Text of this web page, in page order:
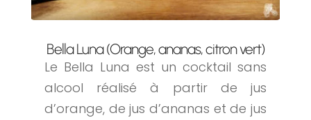
Bella Luna (Orange, ananas, citron vert)
Le Bella Luna est un cocktail sans
alcool réalisé à partir de jus
d’orange, de jus d’ananas et de jus